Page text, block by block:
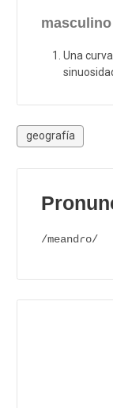
masculino
Una
geografía
/meandɾo/